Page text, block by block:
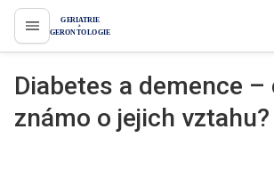
proLékaře.cz
Diabetes a demence –
známo o jejich vztahu?